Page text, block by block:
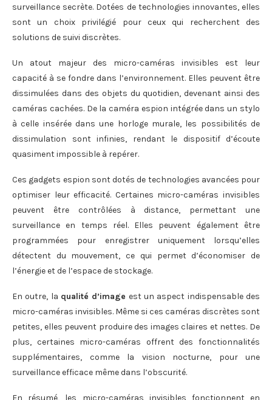
surveillance secrète. Dotées de technologies innovantes, elles
sont un choix privilégié pour ceux qui recherchent des
solutions de suivi discrètes.
Un atout majeur des micro-caméras invisibles est leur
capacité à se fondre dans l’environnement. Elles peuvent être
dissimulées dans des objets du quotidien, devenant ainsi des
caméras cachées. De la caméra espion intégrée dans un stylo
à celle insérée dans une horloge murale, les possibilités de
dissimulation sont infinies, rendant le dispositif d’écoute
quasiment impossible à repérer.
Ces gadgets espion sont dotés de technologies avancées pour
optimiser leur efficacité. Certaines micro-caméras invisibles
peuvent être contrôlées à distance, permettant une
surveillance en temps réel. Elles peuvent également être
programmées pour enregistrer uniquement lorsqu’elles
détectent du mouvement, ce qui permet d’économiser de
l’énergie et de l’espace de stockage.
En outre, la qualité d’image est un aspect indispensable des
micro-caméras invisibles. Même si ces caméras discrètes sont
petites, elles peuvent produire des images claires et nettes. De
plus, certaines micro-caméras offrent des fonctionnalités
supplémentaires, comme la vision nocturne, pour une
surveillance efficace même dans l’obscurité.
En résumé, les micro-caméras invisibles fonctionnent en